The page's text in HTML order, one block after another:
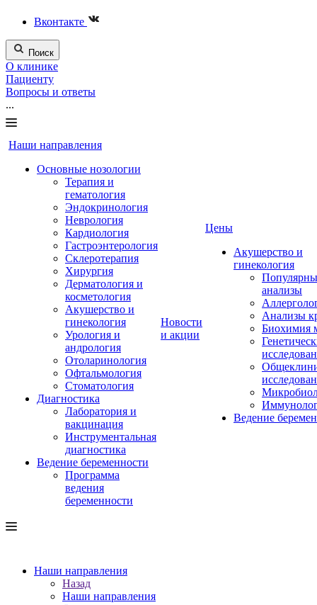
Вконтакте
Поиск
О клинике
Пациенту
Вопросы и ответы
...
Наши направления
Основные нозологии
Терапия и
гематология
Эндокринология
Неврология
Кардиология
Гастроэнтерология
Склеротерапия
Хирургия
Дерматология и
косметология
Акушерство и
гинекология
Урология и
андрология
Отоларинология
Офтальмология
Стоматология
Диагностика
Лаборатория и
вакцинация
Инструментальная
диагностика
Ведение беременности
Программа
ведения
беременности
Новости
и акции
Цены
Акушерство и
гинекология
анализы
Анализы
Биохимия
Ведение
Наши направления
Назад
Наши направления